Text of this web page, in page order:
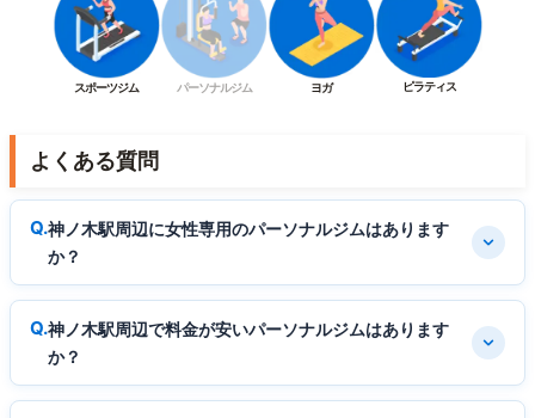
スポーツジム パーソナルジム ヨガ ピラティス
よくある質問
神ノ木駅周辺に女性専用のパーソナルジムはあります
か？
神ノ木駅周辺で料金が安いパーソナルジムはあります
か？